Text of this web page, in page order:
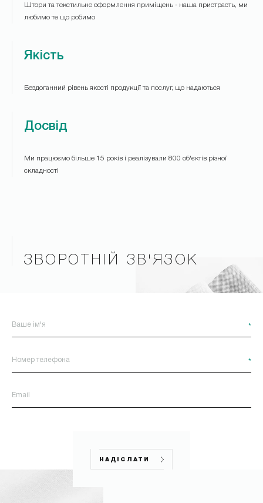
Штори та текстильне оформлення приміщень - наша пристрасть, ми
любимо те що робимо
Якість
Бездоганний рівень якості продукції та послуг, що надаються
Досвід
Ми працюємо більше 15 років і реалізували 800 об'єктів різної
складності
ЗВОРОТНІЙ ЗВ'ЯЗОК
*
*
НАДІСЛАТИ